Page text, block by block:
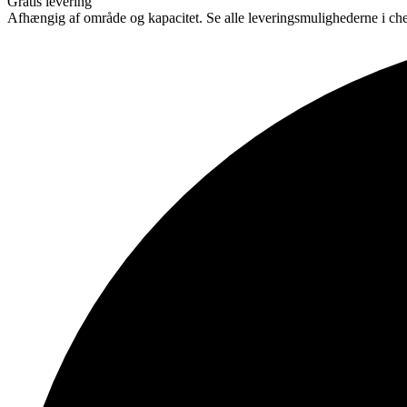
Afhængig af område og kapacitet. Se alle leveringsmulighederne i